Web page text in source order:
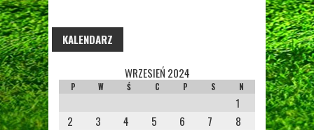
KALENDARZ
WRZESIEŃ 2024
P W Ś C P S N
1
2
3 4 5 6 7
8